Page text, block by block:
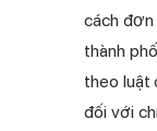
cách đơn
thành
theo luật
đối với